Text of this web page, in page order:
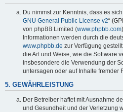
Du nimmst zur Kenntnis, dass es
GNU General Public License v2“
von phpBB Limited (www.phpbb.com
Informationen werden durch die
www.phpbb.de zur Verfügung
die Art und Weise, wie die Software
insbesondere die Verwendung der
untersagen oder auf Inhalte fremder
5. GEWÄHRLEISTUNG
Der Betreiber haftet mit Ausnahme
und Gesundheit und der Verletzung